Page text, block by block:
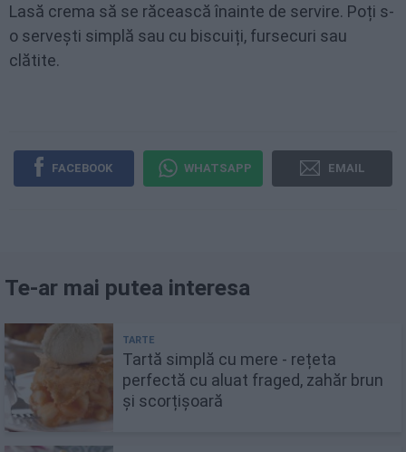
Lasă crema să se răcească înainte de servire. Poți s-
o servești simplă sau cu biscuiți, fursecuri sau
clătite.
FACEBOOK WHATSAPP EMAIL
Te-ar mai putea interesa
Tartă simplă cu mere - rețeta
perfectă cu aluat fraged, zahăr brun
și scorțișoară